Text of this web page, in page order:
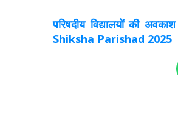
परिषदीय विद्यालयों की
Shiksha Parishad 2025